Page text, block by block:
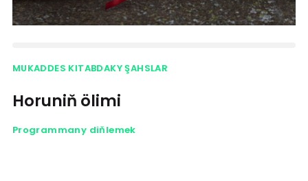
MUKADDES KITABDAKY ŞAHSLAR
Horuniň ölimi
Programmany diňlemek